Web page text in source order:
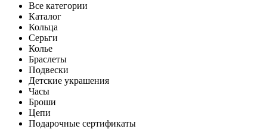
Все категории
Каталог
Кольца
Серьги
Колье
Браслеты
Подвески
Детские украшения
Часы
Броши
Цепи
Подарочные сертификаты